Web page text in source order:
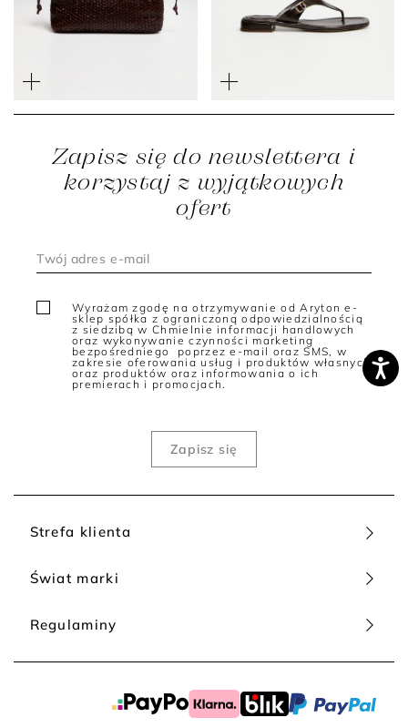
Strefa klienta
Świat marki
Regulaminy
Zapisz się do newslettera i
korzystaj z wyjątkowych
ofert
Wyrażam zgodę na otrzymywanie od Aryton e-
sklep spółka z ograniczoną odpowiedzialnością
z siedzibą w Chmielnie informacji handlowych
oraz wykonywanie czynności marketing
bezpośredniego poprzez e-mail oraz SMS, w
zakresie oferowania usług i produktów własnych
oraz produktów oraz informowania o ich
premierach i promocjach.